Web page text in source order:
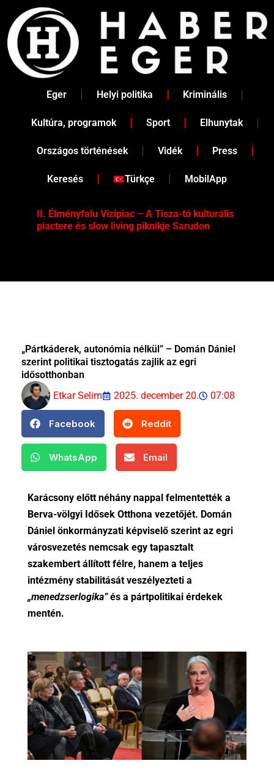
content
Eger Helyi politika Kriminális
Kultúra, programok Sport Elhunytak
Országos történések Vidék Press
Keresés Türkçe MobilApp
II. Élményfalu Vízipiac – A Tisza-tó kulturális
piactere és slow living piknikje Sarudon
„Pártkáderek, autonómia nélkül” – Domán Dániel
szerint politikai tisztogatás zajlik az egri
idősotthonban
Etkar Selim
2025. december 20. 07:08
Facebook Reddit
WhatsApp Email
Karácsony előtt néhány nappal felmentették a
Berva-völgyi Idősek Otthona vezetőjét. Domán
Dániel önkormányzati képviselő szerint az egri
városvezetés nemcsak egy tapasztalt
szakembert állított félre, hanem a teljes
intézmény stabilitását veszélyezteti a
„menedzserlogika”és a pártpolitikai érdekek
mentén.